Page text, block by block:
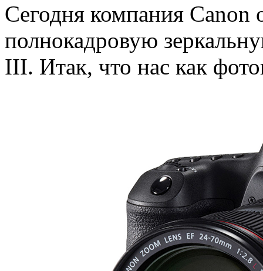
Сегодня компания Canon
полнокадровую
III. Итак, что нас как